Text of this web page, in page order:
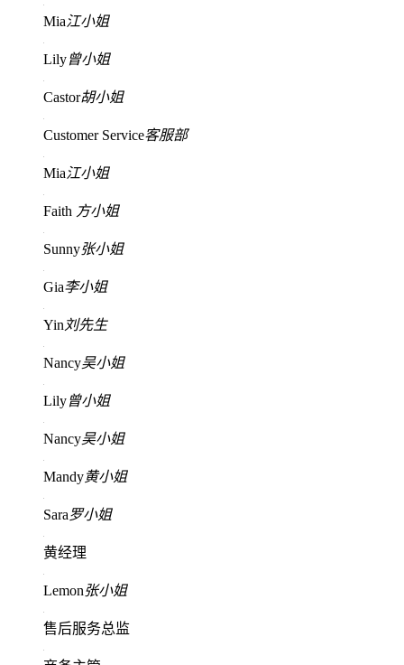
Mia江小姐
Lily曾小姐
Castor胡小姐
Customer Service客服部
Mia江小姐
Faith 方小姐
Sunny张小姐
Gia李小姐
Yin 刘先生
Nancy吴小姐
Lily曾小姐
Nancy吴小姐
Mandy黄小姐
Sara罗小姐
黄经理
Lemon张小姐
售后服务总监